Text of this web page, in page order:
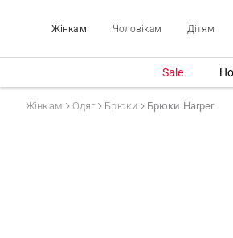
Жінкам Чоловікам Дітям
Sale
Жінкам Одяг Брюки Брюки Harper